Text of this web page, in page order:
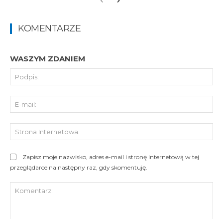
KOMENTARZE
WASZYM ZDANIEM
Zapisz moje nazwisko, adres e-mail i stronę internetową w tej
przeglądarce na następny raz, gdy skomentuję.